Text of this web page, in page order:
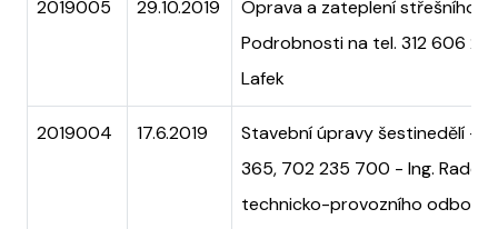
2019005 29.10.2019
Oprava a zateplení střešního
Podrobnosti na tel. 312 606
Lafek
2019004 17.6.2019
Stavební úpravy šestinedělí -
365, 702 235 700 - Ing. Radek
technicko-provozního odboru